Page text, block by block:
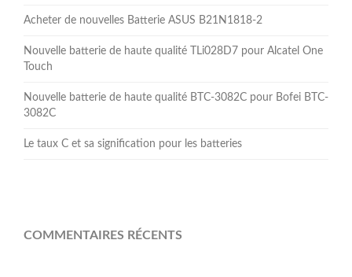
Acheter de nouvelles Batterie ASUS B21N1818-2
Nouvelle batterie de haute qualité TLi028D7 pour Alcatel One
Touch
Nouvelle batterie de haute qualité BTC-3082C pour Bofei BTC-
3082C
Le taux C et sa signification pour les batteries
COMMENTAIRES RÉCENTS